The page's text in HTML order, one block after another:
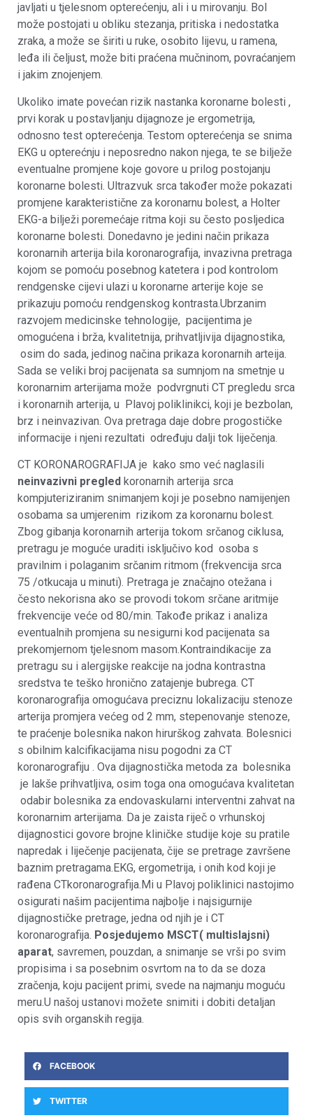
javljati u tjelesnom opterećenju, ali i u mirovanju. Bol
može postojati u obliku stezanja, pritiska i nedostatka
zraka, a može se širiti u ruke, osobito lijevu, u ramena,
leđa ili čeljust, može biti praćena mučninom, povraćanjem
i jakim znojenjem.
Ukoliko imate povećan rizik nastanka koronarne bolesti ,
prvi korak u postavljanju dijagnoze je ergometrija,
odnosno test opterećenja. Testom opterećenja se snima
EKG u opterećnju i neposredno nakon njega, te se bilježe
eventualne promjene koje govore u prilog postojanju
koronarne bolesti. Ultrazvuk srca također može pokazati
promjene karakteristične za koronarnu bolest, a Holter
EKG-a bilježi poremećaje ritma koji su često posljedica
koronarne bolesti. Donedavno je jedini način prikaza
koronarnih arterija bila koronarografija, invazivna pretraga
kojom se pomoću posebnog katetera i pod kontrolom
rendgenske cijevi ulazi u koronarne arterije koje se
prikazuju pomoću rendgenskog kontrasta.Ubrzanim
razvojem medicinske tehnologije, pacijentima je
omogućena i brža, kvalitetnija, prihvatljivija dijagnostika,
osim do sada, jedinog načina prikaza koronarnih arteija.
Sada se veliki broj pacijenata sa sumnjom na smetnje u
koronarnim arterijama može podvrgnuti CT pregledu srca
i koronarnih arterija, u Plavoj poliklinikci, koji je bezbolan,
brz i neinvazivan. Ova pretraga daje dobre progostičke
informacije i njeni rezultati određuju dalji tok liječenja.
CT KORONAROGRAFIJA je kako smo već naglasili
neinvazivni pregled koronarnih arterija srca
kompjuteriziranim snimanjem koji je posebno namijenjen
osobama sa umjerenim rizikom za koronarnu bolest.
Zbog gibanja koronarnih arterija tokom srčanog ciklusa,
pretragu je moguće uraditi isključivo kod osoba s
pravilnim i polaganim srčanim ritmom (frekvencija srca
75 /otkucaja u minuti). Pretraga je značajno otežana i
često nekorisna ako se provodi tokom srčane aritmije
frekvencije veće od 80/min. Takođe prikaz i analiza
eventualnih promjena su nesigurni kod pacijenata sa
prekomjernom tjelesnom masom.Kontraindikacije za
pretragu su i alergijske reakcije na jodna kontrastna
sredstva te teško hronično zatajenje bubrega. CT
koronarografija omogućava preciznu lokalizaciju stenoze
arterija promjera većeg od 2 mm, stepenovanje stenoze,
te praćenje bolesnika nakon hirurškog zahvata. Bolesnici
s obilnim kalcifikacijama nisu pogodni za CT
koronarografiju . Ova dijagnostička metoda za bolesnika
je lakše prihvatljiva, osim toga ona omogućava kvalitetan
odabir bolesnika za endovaskularni interventni zahvat na
koronarnim arterijama. Da je zaista riječ o vrhunskoj
dijagnostici govore brojne kliničke studije koje su pratile
napredak i liječenje pacijenata, čije se pretrage završene
baznim pretragama.EKG, ergometrija, i onih kod koji je
rađena CTkoronarografija.Mi u Plavoj poliklinici nastojimo
osigurati našim pacijentima najbolje i najsigurnije
dijagnostičke pretrage, jedna od njih je i CT
koronarografija. Posjedujemo MSCT( multislajsni)
aparat, savremen, pouzdan, a snimanje se vrši po svim
propisima i sa posebnim osvrtom na to da se doza
zračenja, koju pacijent primi, svede na najmanju moguću
meru.U našoj ustanovi možete snimiti i dobiti detaljan
opis svih organskih regija.
FACEBOOK
TWITTER